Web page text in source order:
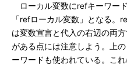
ローカル変数にrefキーワー
「refローカル変数」となる。
は変数宣言と代入の右辺の両
がある点には注意しよう。上
ーワードも使われている。こ